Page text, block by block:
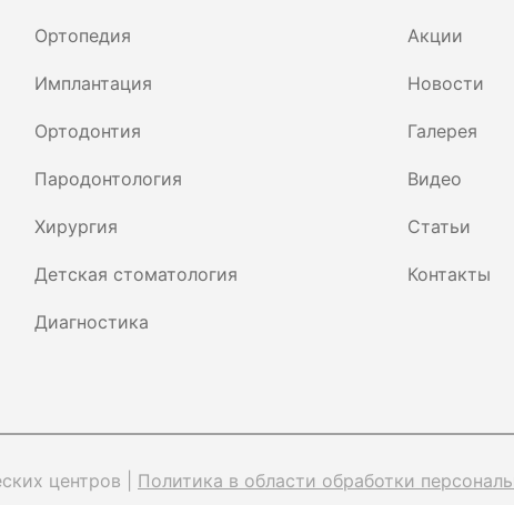
Ортопедия
Имплантация
Ортодонтия
Пародонтология
Хирургия
Детская стоматология
Диагностика
Акции
Новости
Галерея
Видео
Статьи
Контакты
центров | Политика в области обработки